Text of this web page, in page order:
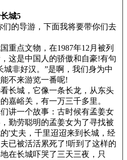
城5
的导游，下面我将要带你们去
重点文物，在1987年12月被列
这是中国人的骄傲和自豪!有句
城非好汉。”是啊，我们身为中
不来游览一番呢!
长城，它像一条长龙，从东头
嘉峪关，有一万三千多里。
讲一个故事：古时候有孟姜女
勤劳聪明的孟姜女为了寻找被
'丈夫，千里迢迢来到长城，经
已被活活累死了!听到了这样的
在长城吓哭了三天三夜，只